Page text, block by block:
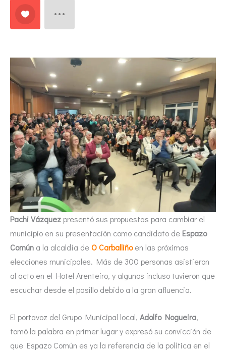
Pachi Vázquez presentó sus propuestas para cambiar el
municipio en su presentación como candidato de Espazo
Común a la alcaldía deO Carballiñoen las próximas
elecciones municipales. Más de 300 personas asistieron
al acto en el Hotel Arenteiro, y algunos incluso tuvieron que
escuchar desde el pasillo debido a la gran afluencia.
El portavoz del Grupo Municipal local, Adolfo Nogueira,
tomó la palabra en primer lugar y expresó su convicción de
que Espazo Común es ya la referencia de la política en el